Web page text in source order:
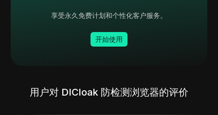
享受永久免费计划和个性化客户服务。
开始使用
用户对 DICloak 防检测浏览器的评价